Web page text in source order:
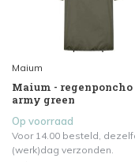
Maium
Maium - regenponcho
army green
Op voorraad
Voor 14.00 besteld,
(werk)dag verzonden.